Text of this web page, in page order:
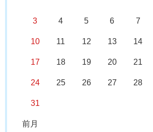
3 4 5 6 7
10 11 12 13 14
17 18 19 20 21
24 25 26 27 28
31
前月